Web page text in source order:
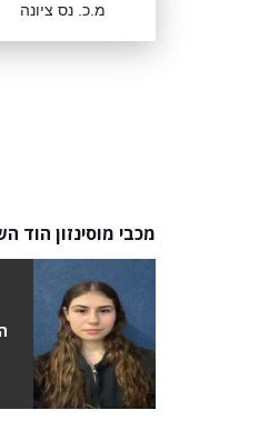
מ.כ. נס ציונה
מכבי מוסינזון הוד